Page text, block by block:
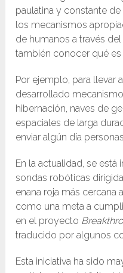
paulatina y constante
los mecanismos
de humanos a través
también conocer qué
Por ejemplo, para llevar
desarrollado
hibernación, naves de
espaciales de larga
enviar algún día
En la actualidad, se
sondas robóticas
enana roja más cercana
como una meta a
en el proyecto
traducido por algunos
Esta iniciativa ha sido